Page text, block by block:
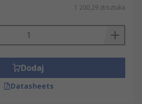
1 200,29 zł/sztuka
Dodaj
Datasheets